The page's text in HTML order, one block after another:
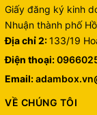
Giấy đăng ký kinh
Nhuận thành phố
Địa chỉ 2:133/19
Điện thoại:
Email:
VỀ CHÚNG TÔI